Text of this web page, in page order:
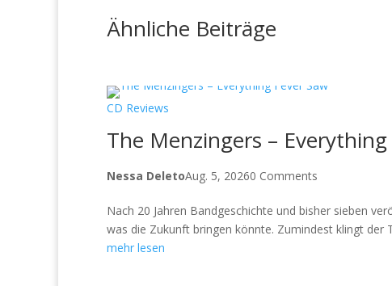
Ähnliche Beiträge
CD Reviews
The Menzingers – Everything
Nessa DeletoAug. 5, 20260 Comments
Nach 20 Jahren Bandgeschichte und bisher sieben
was die Zukunft bringen könnte. Zumindest klingt der
mehr lesen